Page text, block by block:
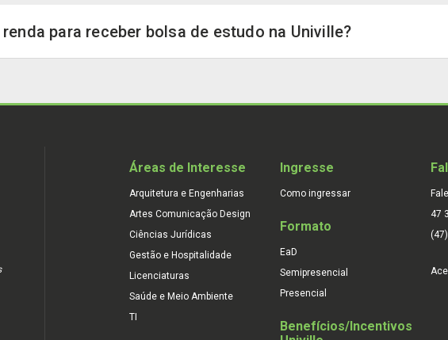
para receber bolsa de estudo na Univille?
Áreas de Interesse
Arquitetura e Engenharias
Artes Comunicação Design
Ciências Jurídicas
Gestão e Hospitalidade
Licenciaturas
Saúde e Meio Ambiente
TI
Ingresse
Como ingressar
Formato
EaD
Semipresencial
Presencial
Benefícios/Incentivos
47